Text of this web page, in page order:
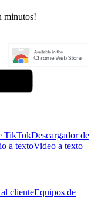
minutos!
TikTokDescargador de
a textoVideo a texto
clienteEquipos de